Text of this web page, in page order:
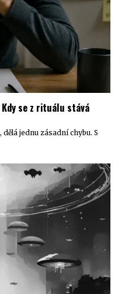
se z rituálu stává
jednu zásadní chybu. S